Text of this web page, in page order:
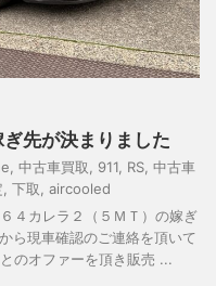
先が決まりました
中古車買取 911 RS 中古車
下取
aircooled
４カレラ２（５ＭＴ）の嫁ぎ
ら現車確認のご連絡を頂いて
のオファーを頂き販売 ...